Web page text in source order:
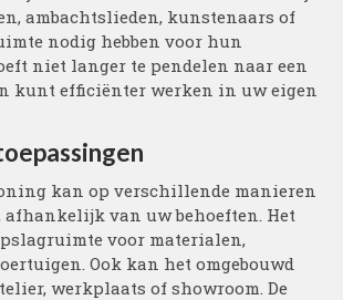
ambachtslieden, kunstenaars of
nodig hebben voor hun
niet langer te pendelen naar een
kunt efficiënter werken in uw eigen
kan op verschillende manieren
afhankelijk van uw behoeften. Het
voor materialen,
Ook kan het omgebouwd
werkplaats of showroom. De